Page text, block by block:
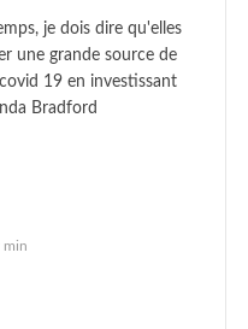
je dois dire qu'elles
une grande source de
19 en investissant
Bradford
min